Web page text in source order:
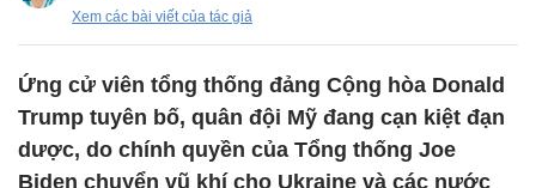
Xem các bài viết của tác giả
Ứng cử viên tổng thống đảng Cộng hòa Donald
Trump tuyên bố, quân đội Mỹ đang cạn kiệt đạn
dược, do chính quyền của Tổng thống Joe
Biden chuyển vũ khí cho Ukraine và các nước